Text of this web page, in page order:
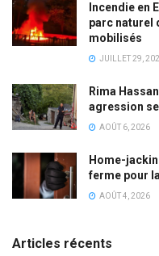
Incendie en
parc naturel
mobilisés
JUILLET 29,
Rima
agression
AOÛT 6, 2026
Home-
ferme pour
AOÛT 4, 2026
Articles récents